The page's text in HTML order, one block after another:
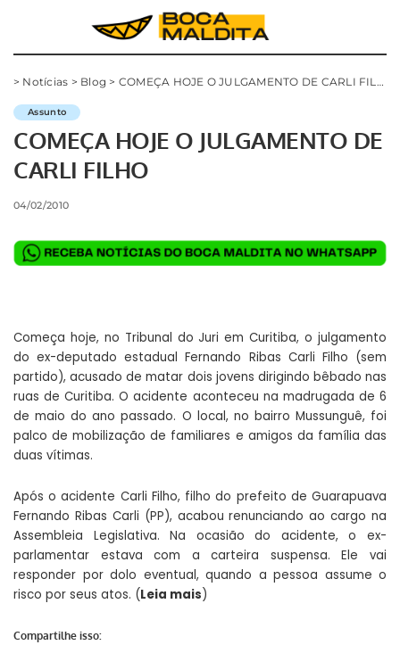
> Notícias > Blog > COMEÇA HOJE O JULGAMENTO DE CARLI FILHO
Assunto
COMEÇA HOJE O JULGAMENTO DE
CARLI FILHO
04/02/2010
Começa hoje, no Tribunal do Juri em Curitiba, o julgamento
do ex-deputado estadual Fernando Ribas Carli Filho (sem
partido), acusado de matar dois jovens dirigindo bêbado nas
ruas de Curitiba. O acidente aconteceu na madrugada de 6
de maio do ano passado. O local, no bairro Mussunguê, foi
palco de mobilização de familiares e amigos da família das
duas vítimas.
Após o acidente Carli Filho, filho do prefeito de Guarapuava
Fernando Ribas Carli (PP), acabou renunciando ao cargo na
Assembleia Legislativa. Na ocasião do acidente, o ex-
parlamentar estava com a carteira suspensa. Ele vai
responder por dolo eventual, quando a pessoa assume o
risco por seus atos. (Leia mais)
Compartilhe isso: